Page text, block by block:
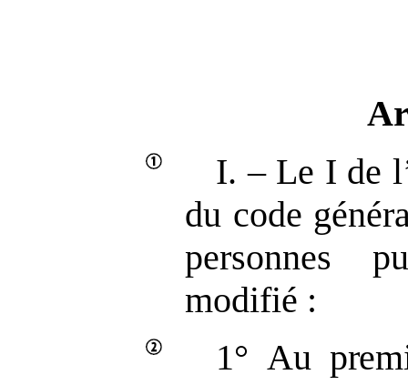
I. – Le I de
du code
personnes
modifié :
1° Au